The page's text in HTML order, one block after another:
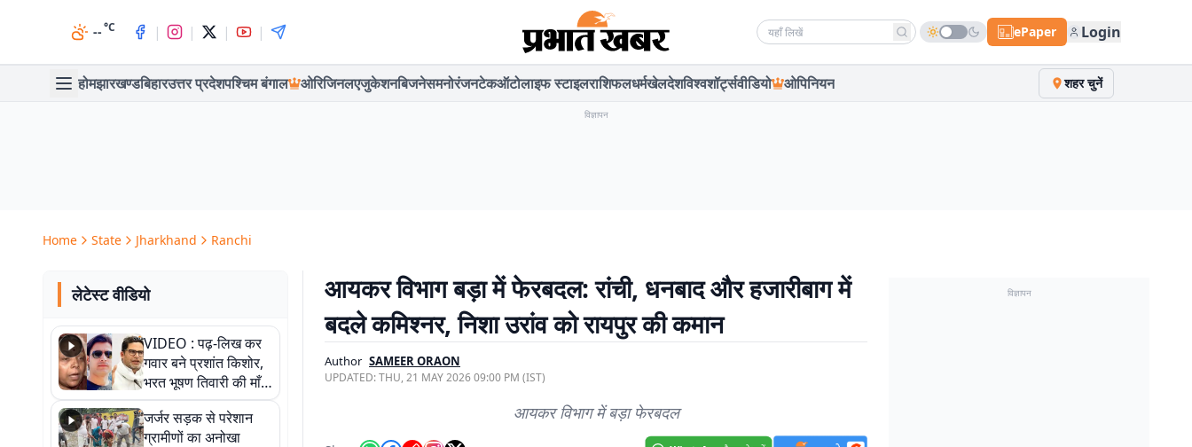
--°C | | | | Search news ePaper Login
होमझारखण्डबिहारउत्तर प्रदेशपश्चिम बंगाल ओरिजिनलएजुकेशनबिजनेसमनोरंजनटेकऑटोलाइफ स्टाइलराशिफलधर्मखेलदेशविश्वशॉर्ट्सवीडियो ओपिनियन शहर चुनें
विज्ञापन
Home State Jharkhand Ranchi
लेटेस्ट वीडियो
VIDEO : पढ़-लिख कर
गवार बने प्रशांत किशोर,
भरत भूषण तिवारी की माँ ने
कहा नहीं थी उम्मीद, बेटा
था तो किसी को बोलने की
नहीं थी हिम्मत
जर्जर सड़क से परेशान
ग्रामीणों का अनोखा
आयकर विभाग बड़ा में फेरबदल: रांची, धनबाद और हजारीबाग में
बदले कमिश्नर, निशा उरांव को रायपुर की कमान
Author SAMEER ORAON
UPDATED:THU, 21 MAY 2026 09:00 PM (IST)
आयकर विभाग में बड़ा फेरबदल
विज्ञापन